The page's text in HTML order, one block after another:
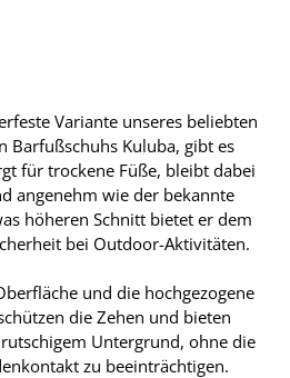
Variante unseres beliebten
Barfußschuhs Kuluba, gibt es
für trockene Füße, bleibt dabei
angenehm wie der bekannte
höheren Schnitt bietet er dem
bei Outdoor-Aktivitäten.
und die hochgezogene
die Zehen und bieten
Untergrund, ohne die
zu beeinträchtigen.